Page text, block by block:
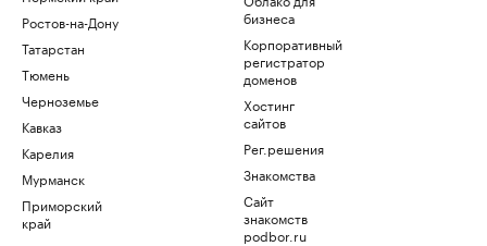
Ростов-на-Дону
Татарстан
Тюмень
Черноземье
Кавказ
Карелия
Мурманск
Приморский
край
бизнеса
Корпоративный
регистратор
доменов
Хостинг
сайтов
Рег.решения
Знакомства
Сайт
знакомств
podbor.ru